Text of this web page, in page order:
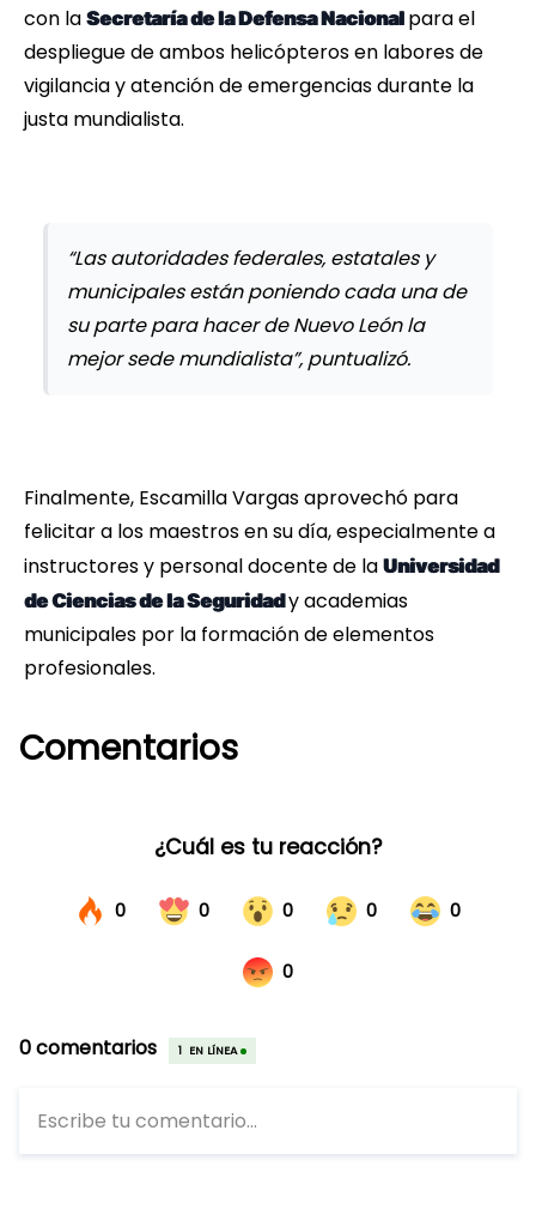
con la Secretaría de la Defensa Nacional para el
despliegue de ambos helicópteros en labores de
vigilancia y atención de emergencias durante la
justa mundialista.
“Las autoridades federales, estatales y
municipales están poniendo cada una de
su parte para hacer de Nuevo León la
mejor sede mundialista”, puntualizó.
Finalmente, Escamilla Vargas aprovechó para
felicitar a los maestros en su día, especialmente a
instructores y personal docente de la Universidad
de Ciencias de la Seguridady academias
municipales por la formación de elementos
profesionales.
Comentarios